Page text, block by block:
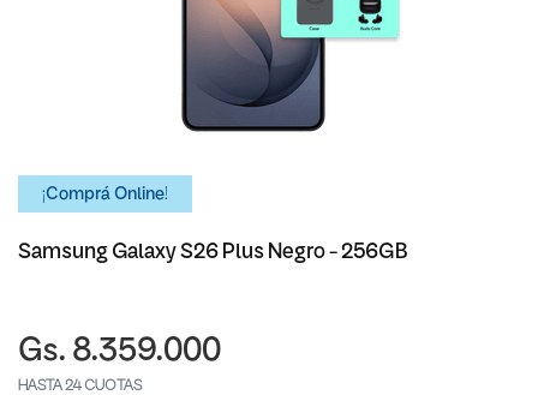
¡Comprá Online!
Samsung Galaxy S26 Plus Negro - 256GB
Gs. 8.359.000
HASTA 24 CUOTAS